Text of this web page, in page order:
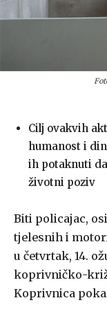
Cilj ovakvih
humanost i
ih potaknuti
životni poziv
Biti policajac,
tjelesnih i
u četvrtak, 14.
koprivničko-
Koprivnica